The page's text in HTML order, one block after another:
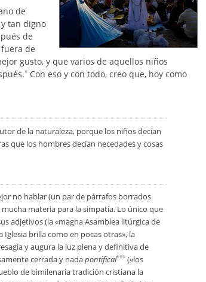
de
tan digno
de
fuera de
gusto, y que varios de aquellos niños
* Con eso y con todo, creo que, hoy como
de la naturaleza, porque los niños decían
que los hombres decían necedades y cosas
no hablar (un par de párrafos borrados
materia para la simpatía. Lo único que
adjetivos (la «magna Asamblea litúrgica de
brilla como en pocas otras», la
y augura la luz plena y definitiva de
cerrada y nadapontifical*** («los
de bimilenaria tradición cristiana la